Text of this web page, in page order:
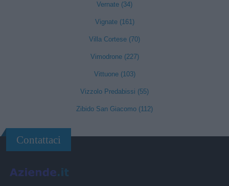
Vernate (34)
Vignate (161)
Villa Cortese (70)
Vimodrone (227)
Vittuone (103)
Vizzolo Predabissi (55)
Zibido San Giacomo (112)
Contattaci